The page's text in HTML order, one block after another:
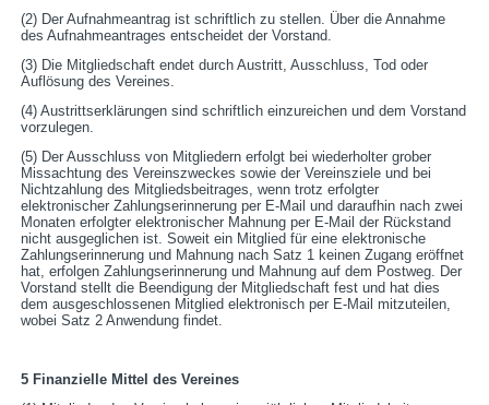
(2) Der Aufnahmeantrag ist schriftlich zu stellen. Über die Annahme
des Aufnahmeantrages entscheidet der Vorstand.
(3) Die Mitgliedschaft endet durch Austritt, Ausschluss, Tod oder
Auflösung des Vereines.
(4) Austrittserklärungen sind schriftlich einzureichen und dem Vorstand
vorzulegen.
(5) Der Ausschluss von Mitgliedern erfolgt bei wiederholter grober
Missachtung des Vereinszweckes sowie der Vereinsziele und bei
Nichtzahlung des Mitgliedsbeitrages, wenn trotz erfolgter
elektronischer Zahlungserinnerung per E-Mail und daraufhin nach zwei
Monaten erfolgter elektronischer Mahnung per E-Mail der Rückstand
nicht ausgeglichen ist. Soweit ein Mitglied für eine elektronische
Zahlungserinnerung und Mahnung nach Satz 1 keinen Zugang eröffnet
hat, erfolgen Zahlungserinnerung und Mahnung auf dem Postweg. Der
Vorstand stellt die Beendigung der Mitgliedschaft fest und hat dies
dem ausgeschlossenen Mitglied elektronisch per E-Mail mitzuteilen,
wobei Satz 2 Anwendung findet.
5 Finanzielle Mittel des Vereines